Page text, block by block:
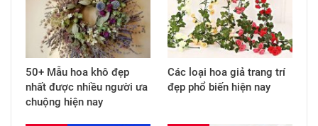
50+ Mẫu hoa khô đẹp
nhất được nhiều người ưa
chuộng hiện nay
Các loại hoa giả trang trí
đẹp phổ biến hiện nay